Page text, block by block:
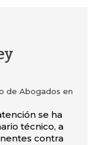
de Abogados en
se ha
técnico, a
contra